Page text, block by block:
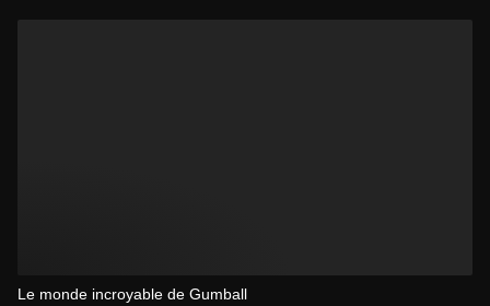
Le monde incroyable de Gumball